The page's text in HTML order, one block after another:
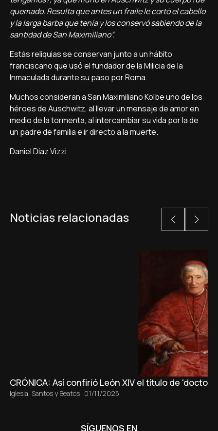
quemado. Resulta que antes un fraile le cortó el cabello
y la larga barba que tenía y los conservó sabiendo de la
santidad de San Maximiliano”.
Estás reliquias se conservan junto a un hábito
franciscano que usó el fundador de la Milicia de la
Inmaculada durante su paso por Roma.
Muchos consideran a San Maximiliano Kolbe uno de los
héroes de Auschwitz, al llevar un mensaje de amor en
medio de la tormenta, al intercambiar su vida por la de
un padre de familia e ir directo a la muerte.
Daniel Díaz Vizzi
Noticias relacionadas
CRÓNICA: Así confirió León XIV el título de 'doctor'
Iglesia, Santos y Beatos | 01/11/2025
SÍGUENOS EN